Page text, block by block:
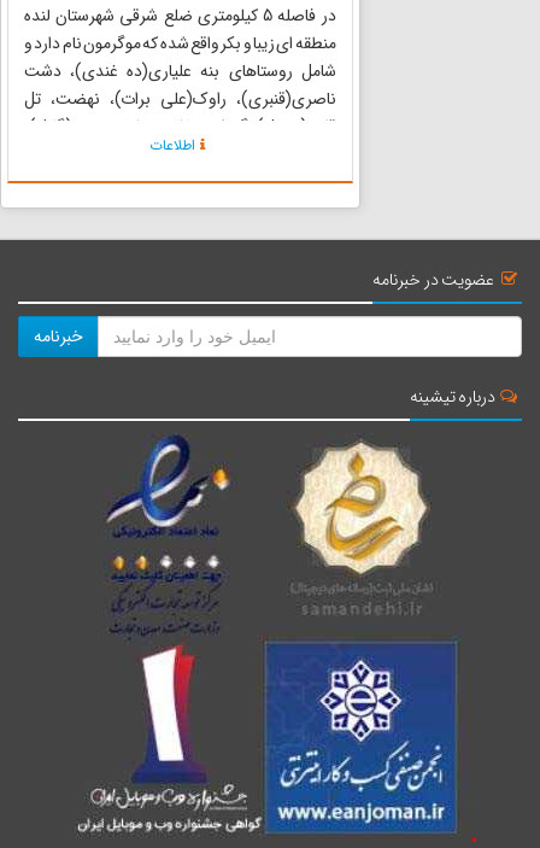
در فاصله 5 کیلومتری ضلع شرقی شهرستان لنده
منطقه ای زیبا و بکر واقع شده که موگرمون نام دارد و
شامل روستاهای بنه علیاری(ده غندی)، دشت
ناصری(قنبری)، راوک(علی برات)، نهضت، تل
قلعه(ده تل)، گرداب سفلی و علیا، وحدت(گلال)،
مله قاشکمری، مله آبگاوان، مورجن، ده نسه و
دلکون است. موگرمون که همزبان ...
اطلاعات
عضویت در خبرنامه
خبرنامه
درباره تیشینه